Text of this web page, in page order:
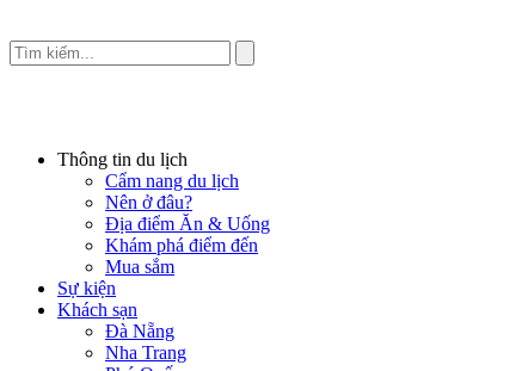
Thông tin du lịch
Cẩm nang du lịch
Nên ở đâu?
Địa điểm Ăn & Uống
Khám phá điểm đến
Mua sắm
Sự kiện
Khách sạn
Đà Nẵng
Nha Trang